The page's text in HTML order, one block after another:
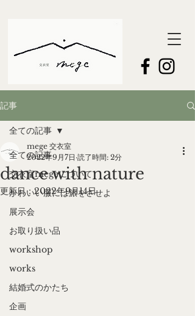
記事
全ての記事
交衣室megeについて
かわいい服には旅をさせよ
展示会
お取り扱い品
workshop
works
結婚式のかたち
企画
全ての記事
dance with nature
mege 交衣室
2022年9月7日 読了時間: 2分
更新日：2022年9月14日